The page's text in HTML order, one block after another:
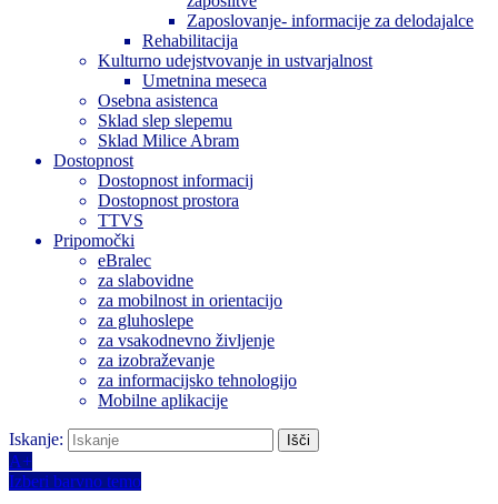
Zaposlovanje- informacije za delodajalce
Rehabilitacija
Kulturno udejstvovanje in ustvarjalnost
Umetnina meseca
Osebna asistenca
Sklad slep slepemu
Sklad Milice Abram
Dostopnost
Dostopnost informacij
Dostopnost prostora
TTVS
Pripomočki
eBralec
za slabovidne
za mobilnost in orientacijo
za gluhoslepe
za vsakodnevno življenje
za izobraževanje
za informacijsko tehnologijo
Mobilne aplikacije
Iskanje:
A+
Izberi barvno temo